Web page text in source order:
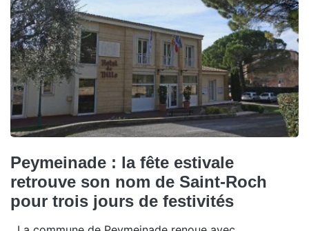
Peymeinade : la fête estivale
retrouve son nom de Saint-Roch
pour trois jours de festivités